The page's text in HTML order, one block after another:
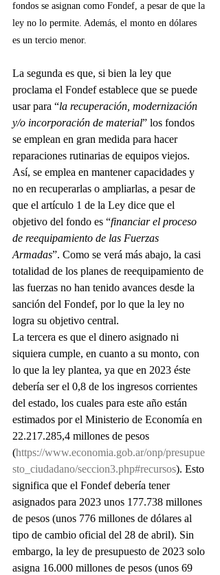
fondos se asignan como Fondef, a pesar de que la
ley no lo permite. Además, el monto en dólares
es un tercio menor.
La segunda es que, si bien la ley que
proclama el Fondef establece que se puede
usar para “la recuperación, modernización
y/o incorporación de material” los fondos
se emplean en gran medida para hacer
reparaciones rutinarias de equipos viejos.
Así, se emplea en mantener capacidades y
no en recuperarlas o ampliarlas, a pesar de
que el artículo 1 de la Ley dice que el
objetivo del fondo es “financiar el proceso
de reequipamiento de las Fuerzas
Armadas”. Como se verá más abajo, la casi
totalidad de los planes de reequipamiento de
las fuerzas no han tenido avances desde la
sanción del Fondef, por lo que la ley no
logra su objetivo central.
La tercera es que el dinero asignado ni
siquiera cumple, en cuanto a su monto, con
lo que la ley plantea, ya que en 2023 éste
debería ser el 0,8 de los ingresos corrientes
del estado, los cuales para este año están
estimados por el Ministerio de Economía en
22.217.285,4 millones de pesos
(https://www.economia.gob.ar/onp/presupue
sto_ciudadano/seccion3.php#recursos). Esto
significa que el Fondef debería tener
asignados para 2023 unos 177.738 millones
de pesos (unos 776 millones de dólares al
tipo de cambio oficial del 28 de abril). Sin
embargo, la ley de presupuesto de 2023 solo
asigna 16.000 millones de pesos (unos 69